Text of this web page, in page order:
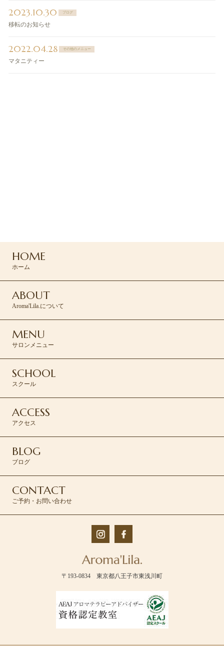
2023.10.30 ブログ
移転のお知らせ
2022.04.28 その他のメニュー
マタニティー
HOME
ホーム
ABOUT
Aroma'Lila.について
MENU
サロンメニュー
SCHOOL
スクール
ACCESS
アクセス
BLOG
ブログ
CONTACT
ご予約・お問い合わせ
〒193-0834 東京都八王子市東浅川町